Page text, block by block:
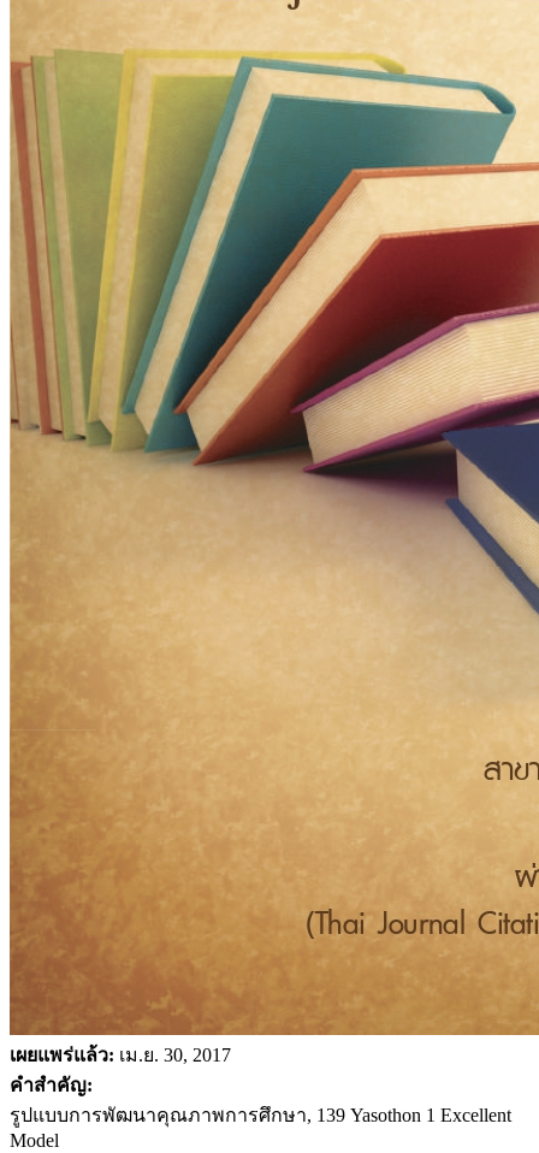
เผยแพร่แล้ว: เม.ย. 30, 2017
คำสำคัญ:
รูปแบบการพัฒนาคุณภาพการศึกษา, 139 Yasothon 1 Excellent
Model